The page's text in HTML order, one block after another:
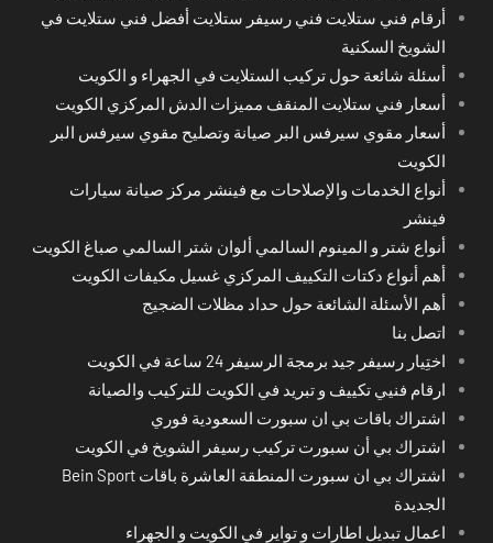
أرقام فني ستلايت فني رسيفر ستلايت أفضل فني ستلايت في
الشويخ السكنية
أسئلة شائعة حول تركيب الستلايت في الجهراء و الكويت
أسعار فني ستلايت المنقف مميزات الدش المركزي الكويت
أسعار مقوي سيرفس البر صيانة وتصليح مقوي سيرفس البر
الكويت
أنواع الخدمات والإصلاحات مع فينشر مركز صيانة سيارات
فينشر
أنواع شتر و المينوم السالمي ألوان شتر السالمي صباغ الكويت
أهم أنواع دكتات التكييف المركزي غسيل مكيفات الكويت
أهم الأسئلة الشائعة حول حداد مظلات الضجيج
اتصل بنا
اختِيار رسيفر جيد برمجة الرسيفر 24 ساعة في الكويت
ارقام فنيي تكييف و تبريد في الكويت للتركيب والصيانة
اشتراك باقات بي ان سبورت السعودية فوري
اشتراك بي أن سبورت تركيب رسيفر الشويخ في الكويت
اشتراك بي ان سبورت المنطقة العاشرة باقات Bein Sport
الجديدة
اعمال تبديل اطارات و تواير في الكويت و الجهراء